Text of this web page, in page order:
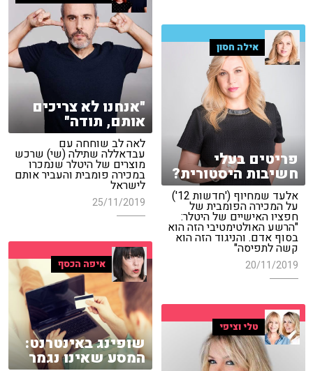
"אנחנו לא צריכים
אותם, תודה"
לאה לב שוחחה עם
עבדאללה שתילה (שי) שרכש
מוצרים של היטלר שנמכרו
במכירה פומבית והעביר אותם
לישראל
25/11/2019
אילה חסון
פריטים בעלי
חשיבות היסטורית?
אלעד שמחיוף ('חדשות 12')
על המכירה הפומבית של
חפציו האישיים של היטלר:
"הרשע האולטימטיבי הזה הוא
בסוף אדם. והניגוד הזה הוא
קשה לתפיסה"
20/11/2019 איפה הכסף
שופינג באינטרנט:
המסע שאינו נגמר
טלי וציפי